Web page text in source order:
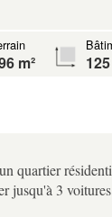
m²
quartier
jusqu'à 3